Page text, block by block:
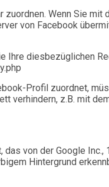
Wenn Sie
von Facebook
Ihre diesbezüglichen
Profil zuordnet,
verhindern, z.B. mit
von der Google Inc.,
Hintergrund